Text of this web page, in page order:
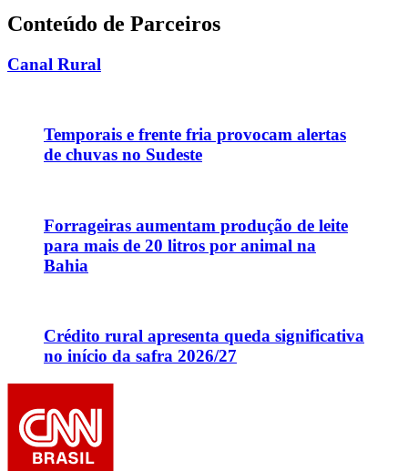
Conteúdo de Parceiros
Canal Rural
Temporais e frente fria provocam alertas
de chuvas no Sudeste
Forrageiras aumentam produção de leite
para mais de 20 litros por animal na
Bahia
Crédito rural apresenta queda significativa
no início da safra 2026/27